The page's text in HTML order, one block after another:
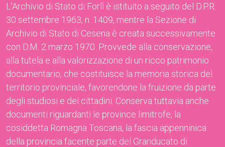
L’Archivio di Stato di Forlì è istituito a seguito del D.P.R.
30 settembre 1963, n. 1409, mentre la Sezione di
Archivio di Stato di Cesena è creata successivamente
con D.M. 2 marzo 1970. Provvede alla conservazione,
alla tutela e alla valorizzazione di un ricco patrimonio
documentario, che costituisce la memoria storica del
territorio provinciale, favorendone la fruizione da parte
degli studiosi e dei cittadini. Conserva tuttavia anche
documenti riguardanti le province limitrofe, la
cosiddetta Romagna Toscana, la fascia appenninica
della provincia facente parte del Granducato di